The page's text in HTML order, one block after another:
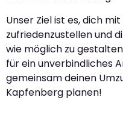
Unser Ziel ist es, dich
zufriedenzustellen und
wie möglich zu
für ein unverbindliches
gemeinsam deinen
Kapfenberg planen!